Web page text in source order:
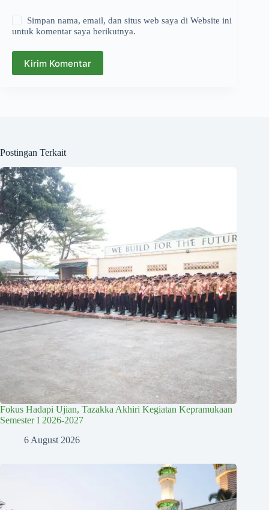
Simpan nama, email, dan situs web saya di Website ini
untuk komentar saya berikutnya.
Kirim Komentar
Postingan Terkait
Fokus Hadapi Ujian, Tazakka Akhiri Kegiatan Kepramukaan
Semester I 2026-2027
6 August 2026